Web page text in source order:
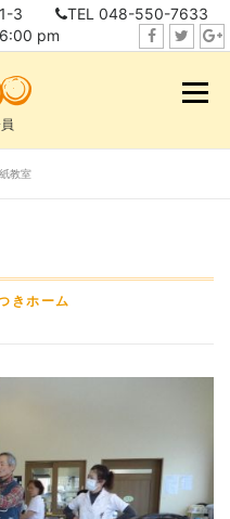
3
TEL 048-550-7633
pm
w
i
メニュ
教室
きホーム